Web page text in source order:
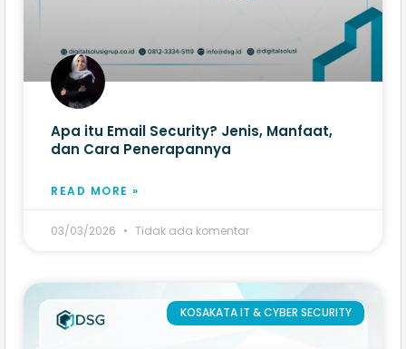
Apa itu Email Security? Jenis, Manfaat,
dan Cara Penerapannya
READ MORE »
03/03/2026 Tidak ada komentar
KOSAKATA IT & CYBER SECURITY